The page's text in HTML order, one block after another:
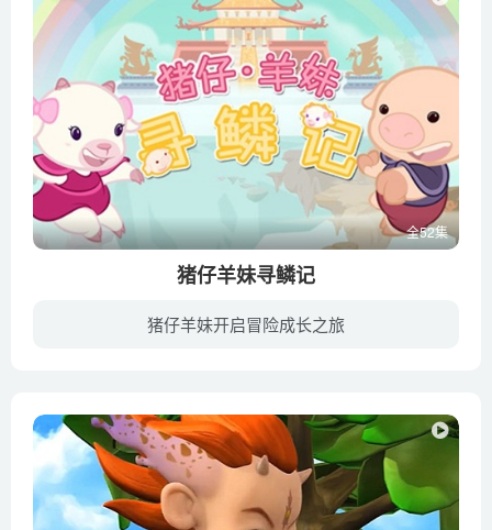
全52集
猪仔羊妹寻鳞记
猪仔羊妹开启冒险成长之旅